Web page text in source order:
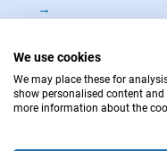
→
PER LE
We use cookies
We may place these for
show personalised content
more information about the